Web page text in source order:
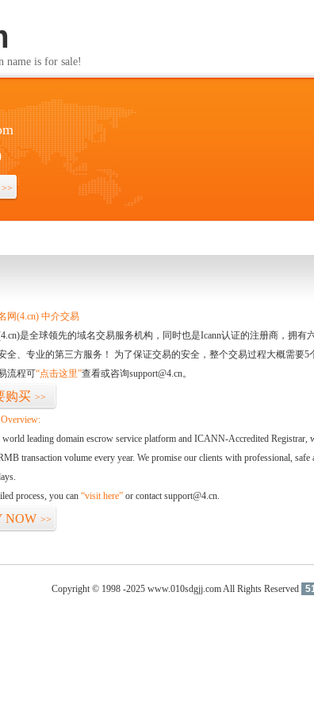
is for sale!
>>
网(4.cn) 中介交易
是全球领先的域名交易服务机构，同时也是Icann认证的注册商，拥
全、专业的第三方服务！ 为了保证交易的安全，整个交易过程大概需要5
流程可“点击这里”查看或咨询support@4.cn。
购买 >>
Overview:
world leading domain escrow service platform and ICANN-Accredited Registrar,
transaction volume every year. We promise our clients with professional,
process, you can “visit here” or contact support@4.cn.
NOW >>
Copyright © 1998 -2025 www.010sdgjj.com All Rights Reserved